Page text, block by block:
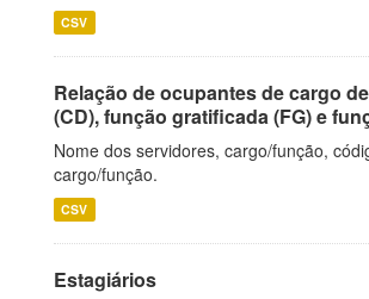
CSV
Relação de ocupantes de cargo
(CD), função gratificada (FG) e
Nome dos servidores, cargo/função,
cargo/função.
CSV
Estagiários